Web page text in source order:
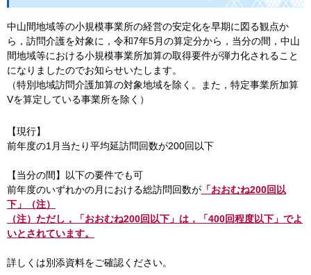
中山間地域等の小規模事業所の経営の安定化を早期に図る観点か
ら，訪問介護を対象に，令和7年5月の算定分から，当分の間，中山
間地域等における小規模事業所加算の取得要件が弾力化されること
になりましたのでお知らせいたします。
（特別地域訪問介護加算の対象地域を除く。また，特定事業所加算
Vを算定している事業所を除く）
【現行】
前年度の1月当たり平均延訪問回数が200回以下
【当分の間】以下の要件でも可
前年度のいずれかの月における総訪問回数が 「おおむね200回以
下」（注）
（注）ただし，「おおむね200回以下」は，「400回程度以下」でよ
いとされています。
詳しくは別添資料をご確認ください。